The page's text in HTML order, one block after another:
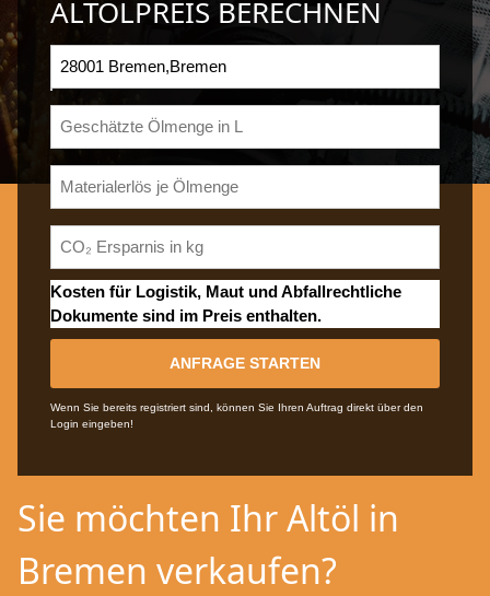
ALTÖLPREIS BERECHNEN
Kosten für Logistik, Maut und Abfallrechtliche
Dokumente sind im Preis enthalten.
ANFRAGE STARTEN
Wenn Sie bereits registriert sind, können Sie Ihren Auftrag direkt über den
Login eingeben!
Sie möchten Ihr Altöl in
Bremen verkaufen?